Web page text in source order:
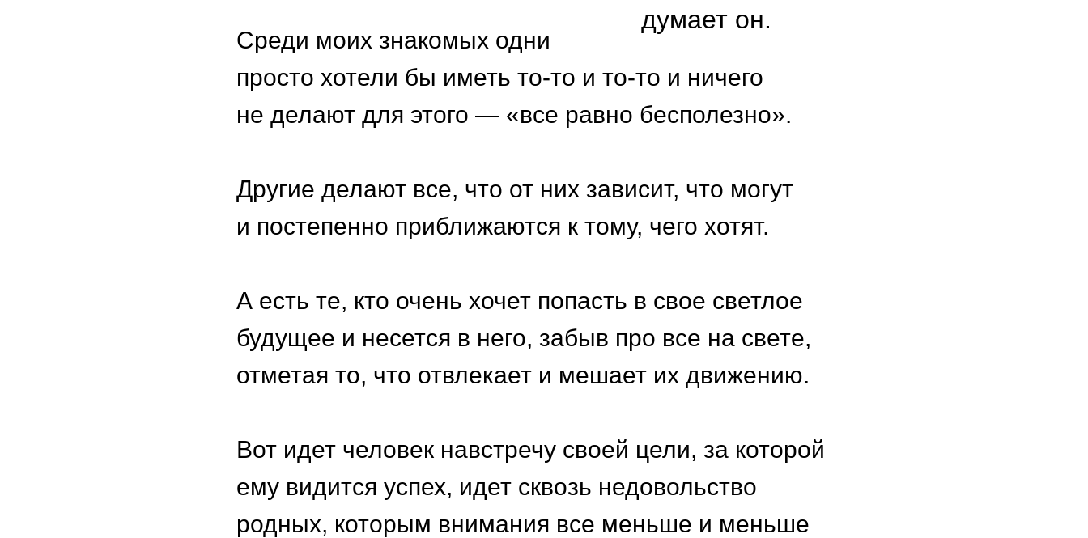
думает он.
Среди моих знакомых одни
просто хотели бы иметь то-то и то-то и ничего
не делают для этого — «все равно бесполезно».
Другие делают все, что от них зависит, что могут
и постепенно приближаются к тому, чего хотят.
А есть те, кто очень хочет попасть в свое светлое
будущее и несется в него, забыв про все на свете,
отметая то, что отвлекает и мешает их движению.
Вот идет человек навстречу своей цели, за которой
ему видится успех, идет сквозь недовольство
родных, которым внимания все меньше и меньше